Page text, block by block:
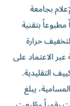
بجامعة
مطبوعاً بتقنية
لتخفيف حرارة
عبر الاعتماد على
التقليدية.
يبلغ